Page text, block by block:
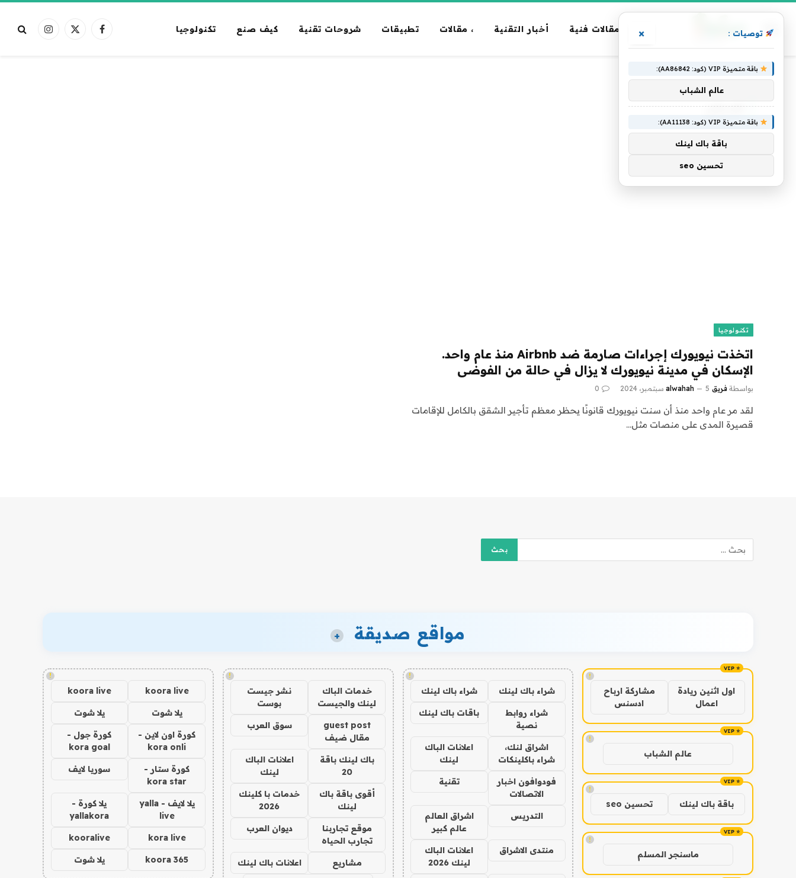
مقالات فنية أخبار التقنية ، مقالات تطبيقات شروحات تقنية كيف صنع تكنولوجيا فيسبوكX
الانستغرام
الرئيسية » الإسكان
الإسكان
تكنولوجيا
اتخذت نيويورك إجراءات صارمة ضد Airbnb منذ عام واحد.
الإسكان في مدينة نيويورك لا يزال في حالة من الفوضى
بواسطة فريق alwahah 5 سبتمبر، 2024 0
لقد مر عام واحد منذ أن سنت نيويورك قانونًا يحظر معظم تأجير الشقق بالكامل للإقامات
قصيرة المدى على منصات مثل…
مواقع صديقة +
!
اول اثنين ريادة
اعمال
مشاركة ارباح
ادسنس
!
عالم الشباب
!
باقة باك لينك تحسين seo
!
ماسنجر المسلم
!
شراء باك لينك شراء باك لينك
شراء روابط
نصية
باقات باك لينك
اشراق لنك،
شراء باكلينكات
اعلانات الباك
لينك
فودوافون اخبار
الاتصالات
تقنية
التدريس
اشراق العالم
عالم كبير
منتدى الاشراق
اعلانات الباك
لينك 2026
!
خدمات الباك
لينك والجيست
نشر جيست
بوست
guest post
مقال ضيف
سوق العرب
باك لينك باقة
20
اعلانات الباك
لينك
أقوى باقة باك
لينك
خدمات با كلينك
2026
موقع تجاربنا
تجارب الحياه
ديوان العرب
مشاريع اعلانات باك لينك
!
koora live
koora live
يلا شوت يلا شوت
كورة اون لاين -
kora onli
كورة جول -
kora goal
كورة ستار -
kora star
سوريا لايف
يلا لايف - yalla
live
يلا كورة -
yallakora
kora live
kooralive
koora 365 يلا شوت
توصيات : ×
باقة متميزة VIP (كود: AA86842):
عالم الشباب
باقة متميزة VIP (كود: AA11138):
باقة باك لينك
تحسين seo